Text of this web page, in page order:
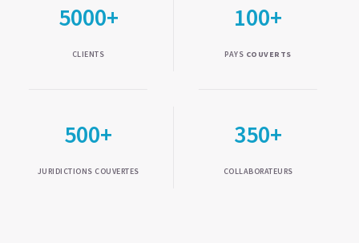
5000+
CLIENTS
100+
PAYS COUVERTS
500+
JURIDICTIONS COUVERTES
350+
COLLABORATEURS